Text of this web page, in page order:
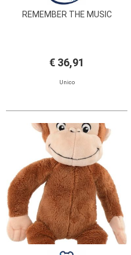
REMEMBER THE MUSIC
€ 36,91
Unico